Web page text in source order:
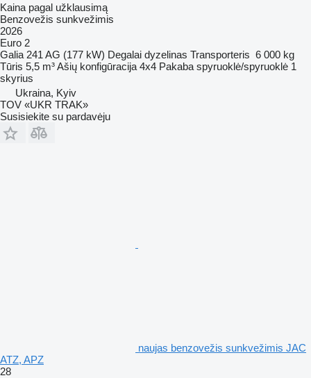
Kaina pagal užklausimą
Benzovežis sunkvežimis
2026
Euro 2
Galia 241 AG (177 kW) Degalai dyzelinas Transporteris 6 000 kg
Tūris 5,5 m³Ašių konfigūracija 4x4 Pakaba spyruoklė/spyruoklė 1
skyrius
Ukraina, Kyiv
TOV «UKR TRAK»
Susisiekite su pardavėju
naujas benzovežis sunkvežimis JAC
ATZ, APZ
28